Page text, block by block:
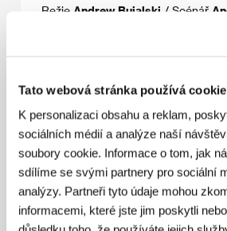
Tato webová stránka používá
K personalizaci obsahu a reklam,
sociálních médií a analýze naší
soubory cookie. Informace o tom, jak
sdílíme se svými partnery pro sociální
analýzy. Partneři tyto údaje mohou
informacemi, které jste jim poskytli
Režie Andrew Bujalski / Scénář
Curry, Robin Schwartz, Gerald
Film Sales Company
www:
Režie